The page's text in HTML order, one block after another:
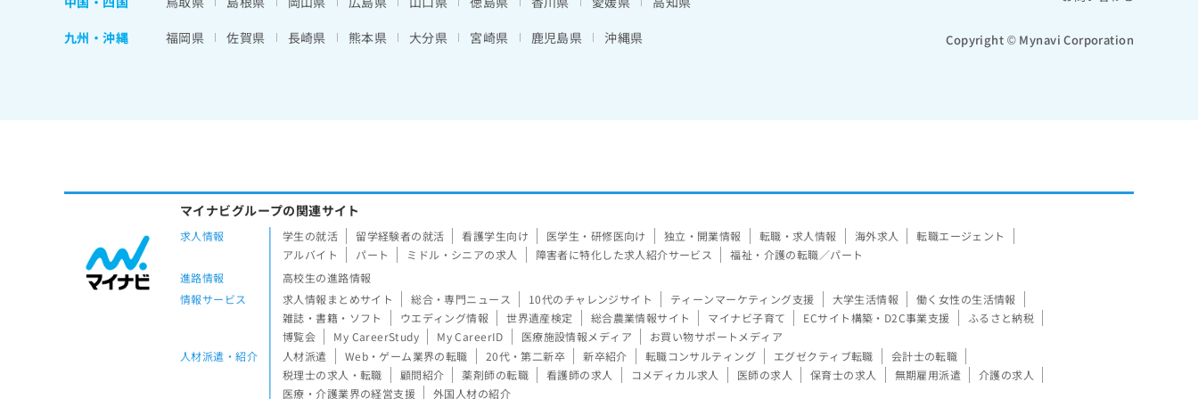
九州・沖縄
福岡県 佐賀県 長崎県 熊本県 大分県 宮崎県 鹿児島県 沖縄県 Copyright © Mynavi Corporation
マイナビグループの関連サイト
求人情報 学生の就活 留学経験者の就活 看護学生向け 医学生・研修医向け 独立・開業情報 転職・求人情報 海外求人
転職エージェント
アルバイト
パート ミドル・シニアの求人 障害者に特化した求人紹介サービス
福祉・介護の転職／パート
進路情報
高校生の進路情報
情報サービス
求人情報まとめサイト 総合・専門ニュース 10代のチャレンジサイト ティーンマーケティング支援 大学生活情報
働く女性の生活情報
雑誌・書籍・ソフト
ウエディング情報 世界遺産検定 総合農業情報サイト マイナビ子育て ECサイト構築・D2C事業支援
ふるさと納税
博覧会
My CareerStudy My CareerID 医療施設情報メディア
お買い物サポートメディア
人材派遣・紹介
人材派遣 Web・ゲーム業界の転職 20代・第二新卒 新卒紹介 転職コンサルティング エグゼクティブ転職
会計士の転職
税理士の求人・転職
顧問紹介 薬剤師の転職 看護師の求人 コメディカル求人 医師の求人 保育士の求人 無期雇用派遣
介護の求人
医療・介護業界の経営支援
外国人材の紹介